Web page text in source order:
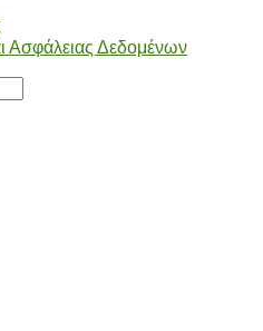
Ασφάλειας Δεδομένων